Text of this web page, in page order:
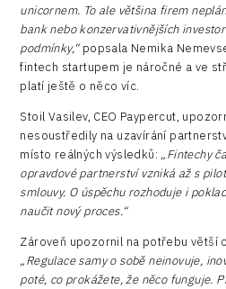
unicornem. To ale většina firem
bank nebo konzervativnějších
podmínky,“popsala Nemika
fintech startupem je náročné a ve
platí ještě o něco víc.
Stoil Vasilev, CEO Paypercut,
nesoustředily na uzavírání
místo reálných výsledků: „Fintechy
opravdové partnerství vzniká až s
smlouvy. O úspěchu rozhoduje i
naučit nový proces.“
Zároveň upozornil na potřebu větší
„Regulace samy o sobě neinovuje,
poté, co prokážete, že něco funguje.